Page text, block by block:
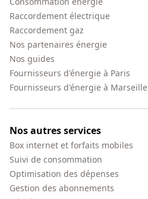
Raccordement électrique
Raccordement gaz
Nos partenaires énergie
Nos guides
Fournisseurs d'énergie à Paris
Fournisseurs d'énergie à Marseille
Nos autres services
Box internet et forfaits mobiles
Suivi de consommation
Optimisation des dépenses
Gestion des abonnements